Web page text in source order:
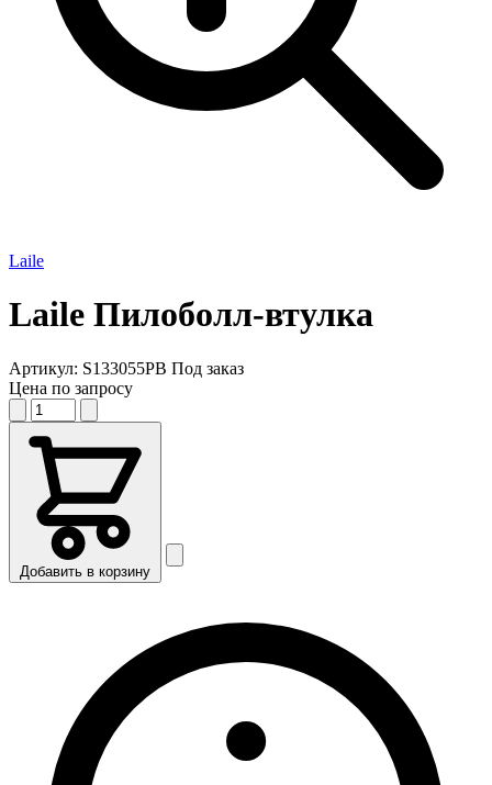
Laile
Laile Пилоболл-втулка
Артикул: S133055PB Под заказ
Цена по запросу
Добавить в корзину